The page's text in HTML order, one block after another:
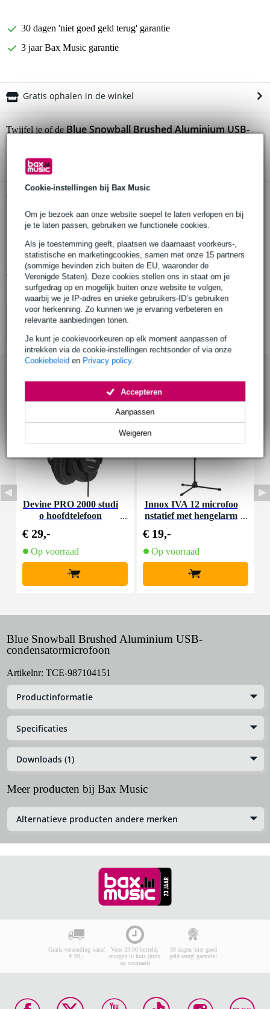
Cookie-instellingen bij Bax Music
Om je bezoek aan onze website soepel te laten verlopen en bij
je te laten passen, gebruiken we functionele cookies.
Als je toestemming geeft, plaatsen we daarnaast voorkeurs-,
statistische en marketingcookies, samen met onze 15 partners
(sommige bevinden zich buiten de EU, waaronder de
Verenigde Staten). Deze cookies stellen ons in staat om je
surfgedrag op en mogelijk buiten onze website te volgen,
waarbij we je IP-adres en unieke gebruikers-ID’s gebruiken
voor herkenning. Zo kunnen we je ervaring verbeteren en
relevante aanbiedingen tonen.
Je kunt je cookievoorkeuren op elk moment aanpassen of
intrekken via de cookie-instellingen rechtsonder of via onze
Cookiebeleid en Privacy policy.
Weigeren
Aanpassen
Accepteren
30 dagen 'niet goed geld terug' garantie
3 jaar Bax Music garantie
Gratis ophalen in de winkel
Twijfel je of deBlue Snowball Brushed Aluminium USB-
condensatormicrofoon
Productinformatie
gebruiksvriendelijke USB-condensatormicrofoon
compact en stijlvol ontwerp
Bekijk alle productspecificaties
Bekijk ook eens (4)
Devine PRO 2000 studi
o hoofdtelefoon
€ 29,-
Op voorraad
+
Innox IVA 12 microfoo
nstatief met hengelarm
€ 19,-
Op voorraad
+
Blue Snowball Brushed Aluminium USB-
condensatormicrofoon
Artikelnr: TCE-987104151
Productinformatie
Specificaties
Downloads (1)
Meer producten bij Bax Music
Alternatieve producten andere merken
Gratis verzending vanaf
€ 99,-
Voor 23:00 besteld,
morgen in huis (mits
op voorraad)
30 dagen 'niet goed
geld terug' garantie!